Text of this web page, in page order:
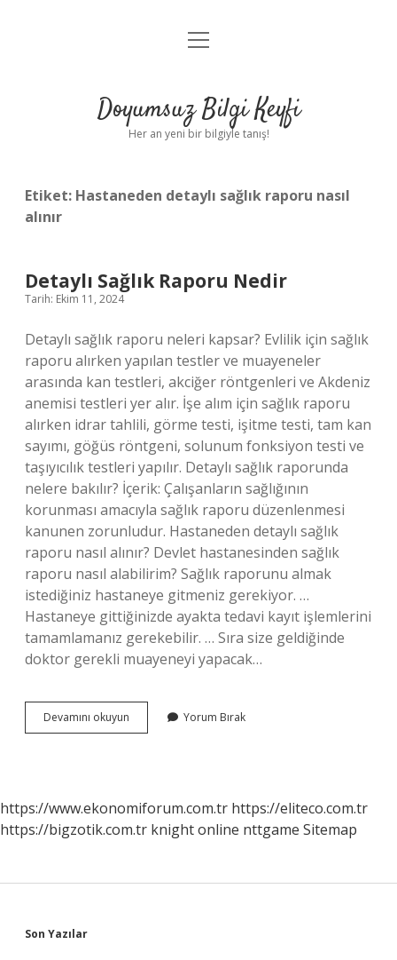
Anasayfa
Yasal Uyarı
menüyü
Doyumsuz Bilgi Keyfi
Her an yeni bir bilgiyle tanış!
Etiket: Hastaneden detaylı sağlık raporu nasıl
alınır
Detaylı Sağlık Raporu Nedir
Tarih: Ekim 11, 2024
Detaylı sağlık raporu neleri kapsar? Evlilik için sağlık
raporu alırken yapılan testler ve muayeneler
arasında kan testleri, akciğer röntgenleri ve Akdeniz
anemisi testleri yer alır. İşe alım için sağlık raporu
alırken idrar tahlili, görme testi, işitme testi, tam kan
sayımı, göğüs röntgeni, solunum fonksiyon testi ve
taşıyıcılık testleri yapılır. Detaylı sağlık raporunda
nelere bakılır? İçerik: Çalışanların sağlığının
korunması amacıyla sağlık raporu düzenlenmesi
kanunen zorunludur. Hastaneden detaylı sağlık
raporu nasıl alınır? Devlet hastanesinden sağlık
raporu nasıl alabilirim? Sağlık raporunu almak
istediğiniz hastaneye gitmeniz gerekiyor. …
Hastaneye gittiğinizde ayakta tedavi kayıt işlemlerini
tamamlamanız gerekebilir. … Sıra size geldiğinde
doktor gerekli muayeneyi yapacak…
Devamını okuyun
Sağlık
Yorum Bırak
https://www.ekonomiforum.com.tr https://eliteco.com.tr
https://bigzotik.com.tr knight online nttgame Sitemap
Sidebar
Son Yazılar